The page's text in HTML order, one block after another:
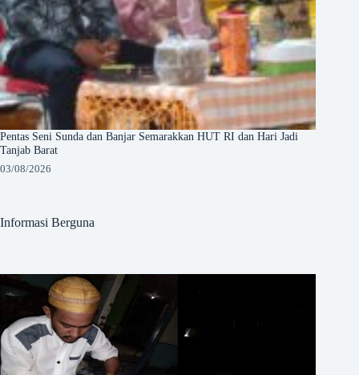
Pentas Seni Sunda dan Banjar Semarakkan HUT RI dan Hari Jadi
Tanjab Barat
03/08/2026
Informasi Berguna